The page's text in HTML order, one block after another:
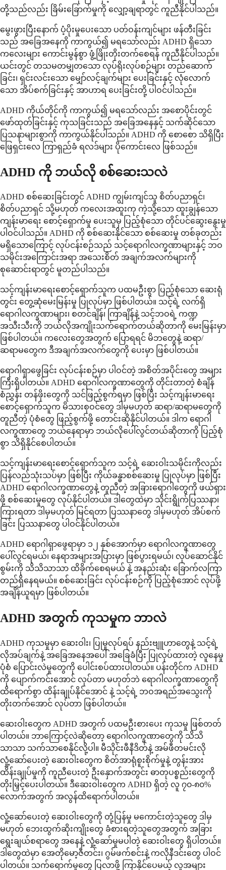
တို့သည်လည်း ခြိမ်းခြောက်မှုကို လျှော့ချရာတွင် ကူညီနိုင်ပါသည်။
မွေးဖွားပြီးနောက် ပံ့ပိုးမှုပေးသော ပတ်ဝန်းကျင်များ ဖန်တီးခြင်း
သည် အခြေအနေကို ကာကွယ်၍ မရသော်လည်း ADHD ရှိသော
ကလေးများ ကောင်းမွန်စွာ ဖွံ့ဖြိုးတိုးတက်စေရန် ကူညီနိုင်ပါသည်။
ယင်းတွင် တသမတမျှတသော လုပ်ရိုးလုပ်စဉ်များ တည်ဆောက်
ခြင်း၊ ရှင်းလင်းသော မျှော်လင့်ချက်များ ပေးခြင်းနှင့် လုံလောက်
သော အိပ်စက်ခြင်းနှင့် အာဟာရ ပေးခြင်းတို့ ပါဝင်ပါသည်။
ADHD ကိုယ်တိုင်ကို ကာကွယ်၍ မရသော်လည်း အစောပိုင်းတွင်
ဖော်ထုတ်ခြင်းနှင့် ကုသခြင်းသည် အခြေအနေနှင့် သက်ဆိုင်သော
ပြသနာများစွာကို ကာကွယ်နိုင်ပါသည်။ ADHD ကို စောစော သိရှိပြီး
ဖြေရှင်းလေ ကြာရှည်ခံ ရလဒ်များ ပိုကောင်းလေ ဖြစ်သည်။
ADHD ကို ဘယ်လို စစ်ဆေးသလဲ
ADHD စစ်ဆေးခြင်းတွင် ADHD ကျွမ်းကျင်သူ စိတ်ပညာရှင်၊
စိတ်ပညာရှင် သို့မဟုတ် ကလေးအထူးကု ကဲ့သို့သော ထူးချွန်သော
ကျန်းမာရေး စောင့်ရှောက်မှု ပေးသူမှ ပြည့်စုံသော တိုင်ပင်ဆွေးနွေးမှု
ပါဝင်ပါသည်။ ADHD ကို စစ်ဆေးနိုင်သော စစ်ဆေးမှု တစ်ခုတည်း
မရှိသောကြောင့် လုပ်ငန်းစဉ်သည် သင့်ရောဂါလက္ခဏာများနှင့် ဘဝ
သမိုင်းအကြောင်းအရာ အသေးစိတ် အချက်အလက်များကို
စုဆောင်းရာတွင် မူတည်ပါသည်။
သင့်ကျန်းမာရေးစောင့်ရှောက်သူက ပထမဦးစွာ ပြည့်စုံသော ဆေးရုံ
တွင်း တွေ့ဆုံမေးမြန်းမှု ပြုလုပ်မှာ ဖြစ်ပါတယ်။ သင့်ရဲ့ လက်ရှိ
ရောဂါလက္ခဏာများ၊ စတင်ချိန်၊ ကြာချိန်နဲ့ သင့်ဘဝရဲ့ ကဏ္ဍ
အသီးသီးကို ဘယ်လိုအကျိုးသက်ရောက်တယ်ဆိုတာကို မေးမြန်းမှာ
ဖြစ်ပါတယ်။ ကလေးတွေအတွက် ပြောရရင် မိဘတွေနဲ့ ဆရာ/
ဆရာမတွေက ဒီအချက်အလက်တွေကို ပေးမှာ ဖြစ်ပါတယ်။
ရောဂါရှာဖွေခြင်း လုပ်ငန်းစဉ်မှာ ပါဝင်တဲ့ အစိတ်အပိုင်းတွေ အများ
ကြီးရှိပါတယ်။ ADHD ရောဂါလက္ခဏာတွေကို တိုင်းတာတဲ့ စံချိန်
စံညွှန်း တန်ဖိုးတွေကို သင်ဖြည့်စွက်ရမှာ ဖြစ်ပြီး သင့်ကျန်းမာရေး
စောင့်ရှောက်သူက မိသားစုဝင်တွေ ဒါမှမဟုတ် ဆရာ/ဆရာမတွေကို
တူညီတဲ့ ပုံစံတွေ ဖြည့်စွက်ဖို့ တောင်းဆိုနိုင်ပါတယ်။ ဒါက ရောဂါ
လက္ခဏာတွေ ဘယ်နေရာမှာ ဘယ်လိုပေါ်လွင်တယ်ဆိုတာကို ပြည့်စုံ
စွာ သိရှိနိုင်စေပါတယ်။
သင့်ကျန်းမာရေးစောင့်ရှောက်သူက သင့်ရဲ့ ဆေးဝါးသမိုင်းကိုလည်း
ပြန်လည်သုံးသပ်မှာ ဖြစ်ပြီး ကိုယ်ခန္ဓာစစ်ဆေးမှု ပြုလုပ်မှာ ဖြစ်ပြီး
ADHD ရောဂါလက္ခဏာတွေနဲ့ တူညီတဲ့ အခြားရောဂါတွေကို ဖယ်ရှား
ဖို့ စစ်ဆေးမှုတွေ လုပ်နိုင်ပါတယ်။ ဒါတွေထဲမှာ သိုင်းရွိုက်ပြဿနာ၊
ကြားရတာ ဒါမှမဟုတ် မြင်ရတာ ပြဿနာတွေ ဒါမှမဟုတ် အိပ်စက်
ခြင်း ပြဿနာတွေ ပါဝင်နိုင်ပါတယ်။
ADHD ရောဂါရှာဖွေရာမှာ ၁၂ နှစ်အောက်မှာ ရောဂါလက္ခဏာတွေ
ပေါ်လွင်ရမယ်၊ နေရာအများအပြားမှာ ဖြစ်ပွားရမယ်၊ လုပ်ဆောင်နိုင်
စွမ်းကို သိသိသာသာ ထိခိုက်စေရမယ် နဲ့ အနည်းဆုံး ခြောက်လကြာ
တည်ရှိနေရမယ်။ စစ်ဆေးခြင်း လုပ်ငန်းစဉ်ကို ပြည့်စုံအောင် လုပ်ဖို့
အချိန်ယူရမှာ ဖြစ်ပါတယ်။
ADHD အတွက် ကုသမှုက ဘာလဲ
ADHD ကုသမှုမှာ ဆေးဝါး၊ ပြုမူလုပ်ရပ် နည်းဗျူဟာတွေနဲ့ သင့်ရဲ့
လိုအပ်ချက်နဲ့ အခြေအနေအပေါ် အခြေခံပြီး ပြုလုပ်ထားတဲ့ လူနေမှု
ပုံစံ ပြောင်းလဲမှုတွေကို ပေါင်းစပ်ထားပါတယ်။ ပန်းတိုင်က ADHD
ကို ပျောက်ကင်းအောင် လုပ်တာ မဟုတ်ဘဲ ရောဂါလက္ခဏာတွေကို
ထိရောက်စွာ ထိန်းချုပ်နိုင်အောင် နဲ့ သင့်ရဲ့ ဘဝအရည်အသွေးကို
တိုးတက်အောင် လုပ်တာ ဖြစ်ပါတယ်။
ဆေးဝါးတွေက ADHD အတွက် ပထမဦးစားပေး ကုသမှု ဖြစ်တတ်
ပါတယ်။ ဘာကြောင့်လဲဆိုတော့ ရောဂါလက္ခဏာတွေကို သိသိ
သာသာ သက်သာစေနိုင်လို့ပါ။ မီသိုင်းဖီနီဒိတ်နဲ့ အမ်ဖီတမင်းလို
လှုံ့ဆော်ပေးတဲ့ ဆေးဝါးတွေက စိတ်အာရုံစူးစိုက်မှုနဲ့ တွန်းအား
ထိန်းချုပ်မှုကို ကူညီပေးတဲ့ ဦးနှောက်အတွင်း ဓာတုပစ္စည်းတွေကို
တိုးမြှင့်ပေးပါတယ်။ ဒီဆေးဝါးတွေက ADHD ရှိတဲ့ လူ ၇၀-၈၀%
လောက်အတွက် အလွန်ထိရောက်ပါတယ်။
လှုံ့ဆော်ပေးတဲ့ ဆေးဝါးတွေကို တုံ့ပြန်မှု မကောင်းတဲ့သူတွေ ဒါမှ
မဟုတ် ဘေးထွက်ဆိုးကျိုးတွေ ခံစားရတဲ့သူတွေအတွက် အခြား
ရွေးချယ်စရာတွေ အနေနဲ့ လှုံ့ဆော်မှုမပါတဲ့ ဆေးဝါးတွေ ရှိပါတယ်။
ဒါတွေထဲမှာ အေတိုမော့ဇီတင်း၊ ဂွမ်ဖက်စင်းနဲ့ ကလိုနီဒင်းတွေ ပါဝင်
ပါတယ်။ သက်ရောက်မှုတွေ ပြလာဖို့ ကြာနိုင်ပေမယ့် လူအများ